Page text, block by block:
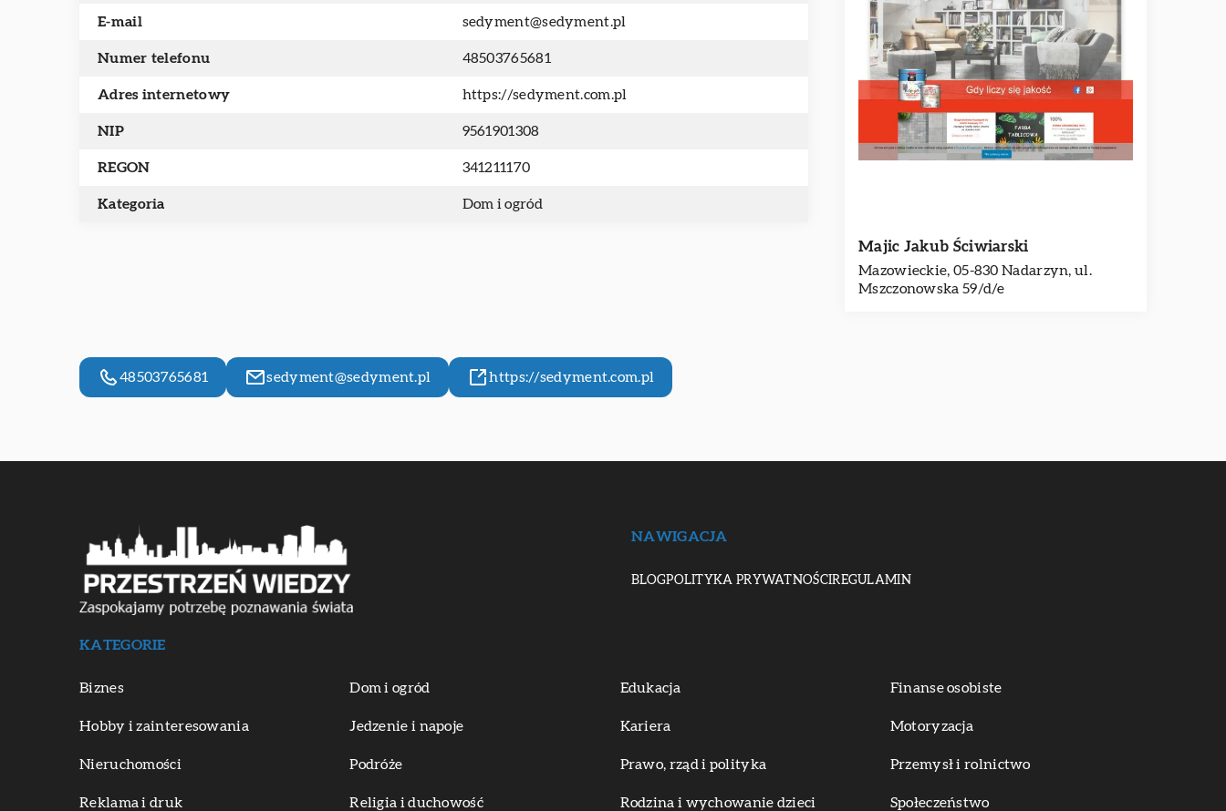
E-mail sedyment@sedyment.pl
Numer telefonu 48503765681
Adres internetowy https://sedyment.com.pl
NIP 9561901308
REGON 341211170
Kategoria Dom i ogród
Majic Jakub Ściwiarski
Mazowieckie, 05-830 Nadarzyn, ul.
Mszczonowska 59/d/e
48503765681 sedyment@sedyment.pl https://sedyment.com.pl
NAWIGACJA
BLOGPOLITYKA PRYWATNOŚCIREGULAMIN
KATEGORIE
Biznes Dom i ogród Edukacja Finanse osobiste
Hobby i zainteresowania Jedzenie i napoje Kariera Motoryzacja
Nieruchomości Podróże Prawo, rząd i polityka Przemysł i rolnictwo
Reklama i druk Religia i duchowość Rodzina i wychowanie dzieci Społeczeństwo